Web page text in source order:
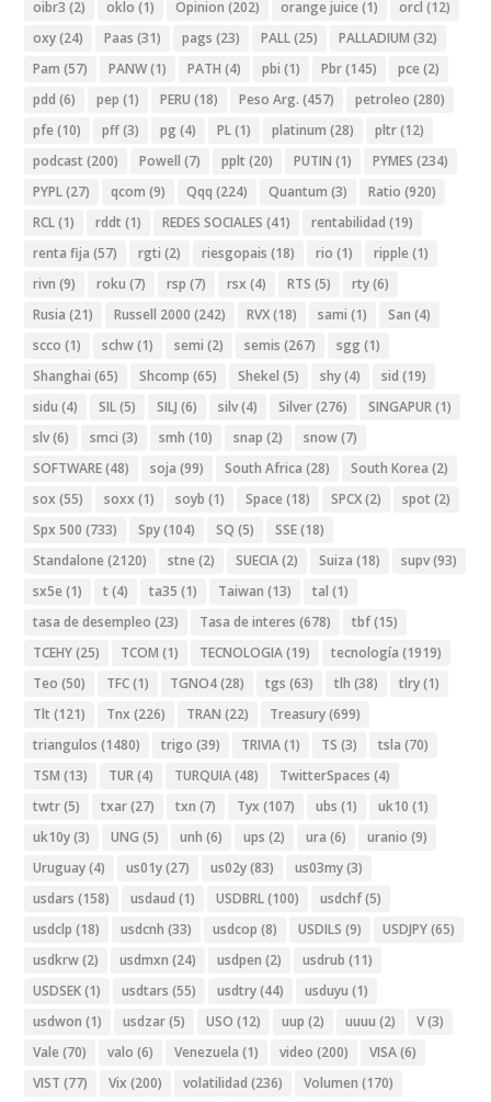
oibr3 (2) oklo (1) Opinion (202) orange juice (1) orcl (12)
oxy(24) Paas (31) pags (23) PALL(25) PALLADIUM (32)
Pam (57) PANW(1) PATH (4) pbi (1) Pbr(145) pce (2)
pdd (6) pep (1) PERU (18) Peso Arg. (457) petroleo (280)
pfe (10) pff(3) pg (4) PL(1) platinum (28) pltr(12)
podcast (200) Powell (7) pplt (20) PUTIN (1) PYMES (234)
PYPL(27) qcom (9) Qqq (224) Quantum (3) Ratio (920)
RCL(1) rddt (1) REDES SOCIALES (41) rentabilidad (19)
renta fija (57) rgti (2) riesgopais (18) rio (1) ripple (1)
rivn (9) roku (7) rsp (7) rsx (4) RTS (5) rty(6)
Rusia (21) Russell 2000 (242) RVX(18) sami (1) San (4)
scco (1) schw(1) semi (2) semis (267) sgg (1)
Shanghai (65) Shcomp (65) Shekel (5) shy(4) sid (19)
sidu (4) SIL(5) SILJ (6) silv(4) Silver(276) SINGAPUR(1)
slv(6) smci (3) smh (10) snap (2) snow(7)
SOFTWARE(48) soja (99) South Africa (28) South Korea (2)
sox (55) soxx (1) soyb (1) Space (18) SPCX(2) spot (2)
Spx 500 (733) Spy(104) SQ (5) SSE(18)
Standalone (2120) stne (2) SUECIA(2) Suiza (18) supv(93)
sx5e (1) t (4) ta35 (1) Taiwan (13) tal (1)
tasa de desempleo (23) Tasa de interes (678) tbf(15)
TCEHY(25) TCOM (1) TECNOLOGIA(19) tecnología (1919)
Teo (50) TFC(1) TGNO4(28) tgs (63) tlh (38) tlry(1)
Tlt (121) Tnx (226) TRAN (22) Treasury(699)
triangulos (1480) trigo (39) TRIVIA(1) TS (3) tsla (70)
TSM (13) TUR(4) TURQUIA(48) TwitterSpaces (4)
twtr(5) txar(27) txn (7) Tyx (107) ubs (1) uk10 (1)
uk10y(3) UNG (5) unh (6) ups (2) ura (6) uranio (9)
Uruguay(4) us01y(27) us02y(83) us03my(3)
usdars (158) usdaud (1) USDBRL(100) usdchf(5)
usdclp (18) usdcnh (33) usdcop (8) USDILS (9) USDJPY(65)
usdkrw(2) usdmxn (24) usdpen (2) usdrub (11)
USDSEK(1) usdtars (55) usdtry(44) usduyu (1)
usdwon (1) usdzar(5) USO (12) uup (2) uuuu (2) V(3)
Vale (70) valo (6) Venezuela (1) video (200) VISA(6)
VIST (77) Vix (200) volatilidad (236) Volumen (170)